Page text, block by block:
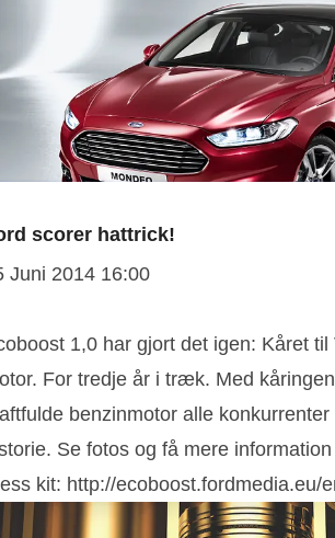
scorer hattrick!
Juni 2014 16:00
1,0 har gjort det igen: Kåret til
For tredje år i træk. Med
benzinmotor alle
Se fotos og få mere
kit: http://ecoboost.fordmedia.eu/